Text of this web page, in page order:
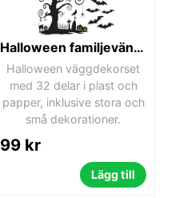
Halloween familjevänligt väggdekorset 32 delar
Halloween väggdekorset
med 32 delar i plast och
papper, inklusive stora och
små dekorationer.
99 kr
Lägg till